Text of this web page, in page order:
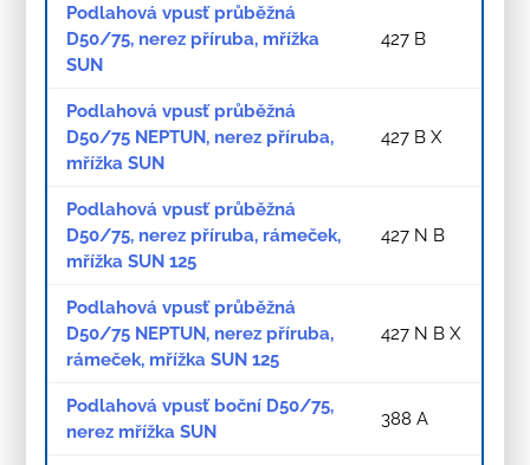
Podlahová vpusť průběžná
D50/75, nerez příruba, mřížka
SUN
427 B
Podlahová vpusť průběžná
D50/75 NEPTUN, nerez příruba,
mřížka SUN
427 B X
Podlahová vpusť průběžná
D50/75, nerez příruba, rámeček,
mřížka SUN 125
427 N B
Podlahová vpusť průběžná
D50/75 NEPTUN, nerez příruba,
rámeček, mřížka SUN 125
427 N B X
Podlahová vpusť boční D50/75,
nerez mřížka SUN
388 A